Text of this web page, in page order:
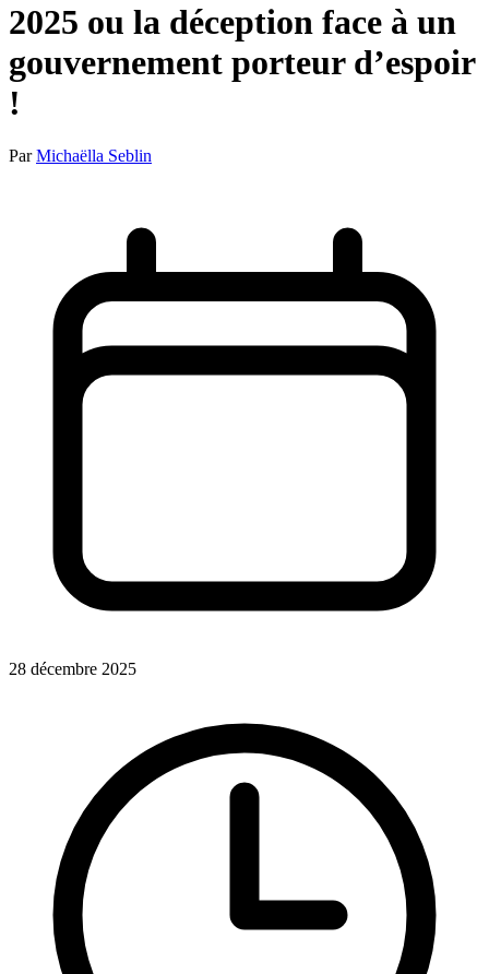
2025 ou la déception face à un
gouvernement porteur d’espoir
!
ParMichaëlla Seblin
28 décembre 2025